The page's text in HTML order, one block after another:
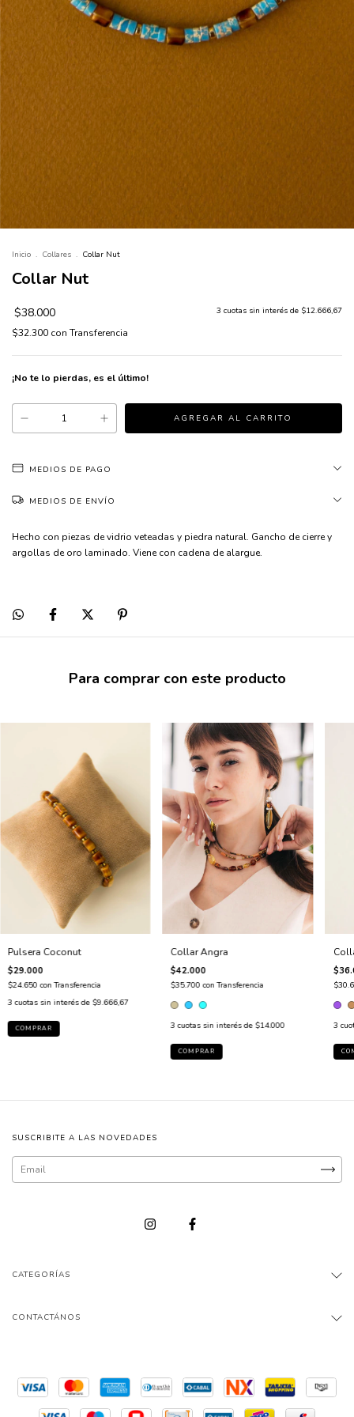
Inicio . Collares . Collar Nut
Collar Nut
$38.000 3 cuotas sin interés de $12.666,67
$32.300 con Transferencia
¡No te lo pierdas, es el último!
MEDIOS DE PAGO
MEDIOS DE ENVÍO
Hecho con piezas de vidrio veteadas y piedra natural. Gancho de cierre y
argollas de oro laminado. Viene con cadena de alargue.
Para comprar con este producto
Pulsera Coconut
$29.000
$24.650con Transferencia
3 cuotas sin interés de $9.666,67
Collar Angra
$42.000
$35.700con Transferencia
3 cuotas sin interés de $14.000
COMPRAR
3
SUSCRIBITE A LAS NOVEDADES
CATEGORÍAS
CONTACTÁNOS